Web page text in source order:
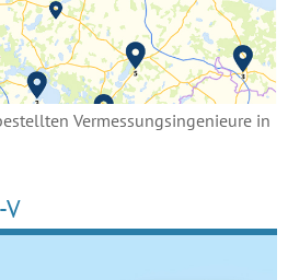
Vermessungsingenieure in